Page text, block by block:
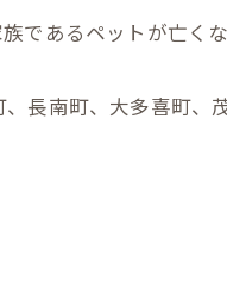
であるペットが亡く
長南町、大多喜町、